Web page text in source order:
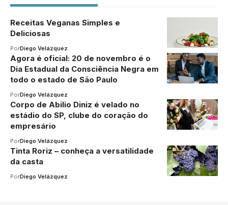
Receitas Veganas Simples e
Deliciosas
PorDiego Velázquez
Agora é oficial: 20 de novembro é o
Dia Estadual da Consciência Negra em
todo o estado de São Paulo
PorDiego Velázquez
Corpo de Abilio Diniz é velado no
estádio do SP, clube do coração do
empresário
PorDiego Velázquez
Tinta Roriz – conheça a versatilidade
da casta
PorDiego Velázquez